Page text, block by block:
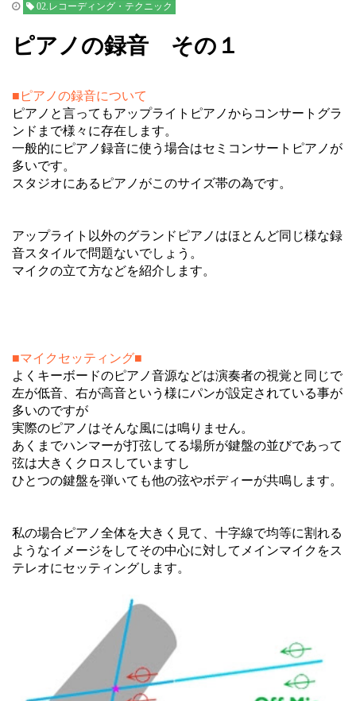
02.レコーディング・テクニック
ピアノの録音 その１
■ピアノの録音について
ピアノと言ってもアップライトピアノからコンサートグラ
ンドまで様々に存在します。
一般的にピアノ録音に使う場合はセミコンサートピアノが
多いです。
スタジオにあるピアノがこのサイズ帯の為です。
アップライト以外のグランドピアノはほとんど同じ様な録
音スタイルで問題ないでしょう。
マイクの立て方などを紹介します。
■マイクセッティング■
よくキーボードのピアノ音源などは演奏者の視覚と同じで
左が低音、右が高音という様にパンが設定されている事が
多いのですが
実際のピアノはそんな風には鳴りません。
あくまでハンマーが打弦してる場所が鍵盤の並びであって
弦は大きくクロスしていますし
ひとつの鍵盤を弾いても他の弦やボディーが共鳴します。
私の場合ピアノ全体を大きく見て、十字線で均等に割れる
ようなイメージをしてその中心に対してメインマイクをス
テレオにセッティングします。